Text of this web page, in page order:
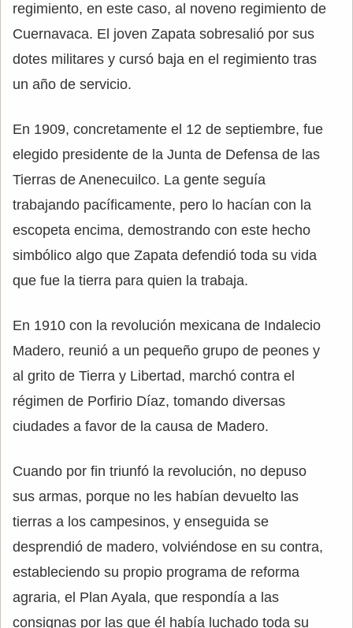
regimiento, en este caso, al noveno regimiento de
Cuernavaca. El joven Zapata sobresalió por sus
dotes militares y cursó baja en el regimiento tras
un año de servicio.
En 1909, concretamente el 12 de septiembre, fue
elegido presidente de la Junta de Defensa de las
Tierras de Anenecuilco. La gente seguía
trabajando pacíficamente, pero lo hacían con la
escopeta encima, demostrando con este hecho
simbólico algo que Zapata defendió toda su vida
que fue la tierra para quien la trabaja.
En 1910 con la revolución mexicana de Indalecio
Madero, reunió a un pequeño grupo de peones y
al grito de Tierra y Libertad, marchó contra el
régimen de Porfirio Díaz, tomando diversas
ciudades a favor de la causa de Madero.
Cuando por fin triunfó la revolución, no depuso
sus armas, porque no les habían devuelto las
tierras a los campesinos, y enseguida se
desprendió de madero, volviéndose en su contra,
estableciendo su propio programa de reforma
agraria, el Plan Ayala, que respondía a las
consignas por las que él había luchado toda su